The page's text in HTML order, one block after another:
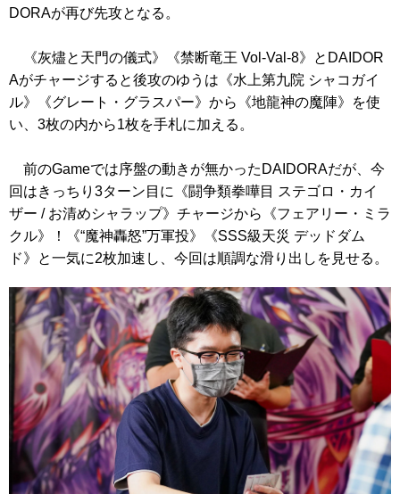
DORAが再び先攻となる。
《灰燼と天門の儀式》 《禁断竜王 Vol-Val-8》
とDAIDOR
Aがチャージすると後攻のゆうは 《水上第九院 シャコガイ
ル》
《グレート・グラスパー》 から 《地龍神の魔陣》
を使
い、3枚の内から1枚を手札に加える。
前のGameでは序盤の動きが無かったDAIDORAだが、今
回はきっちり3ターン目に
《闘争類拳嘩目 ステゴロ・カイ
ザー / お清めシャラップ》 チャージから
《フェアリー・ミラ
クル》
！ 《“魔神轟怒”万軍投》
《SSS級天災 デッドダム
ド》
と一気に2枚加速し、今回は順調な滑り出しを見せる。